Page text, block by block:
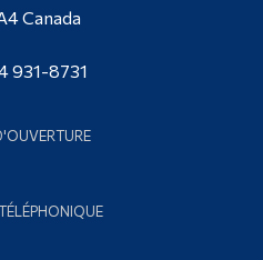
Canada
931-8731